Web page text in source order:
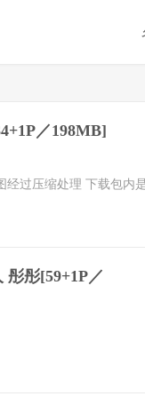
／198MB]
经过压缩处理 下载包内
彤彤[59+1P／